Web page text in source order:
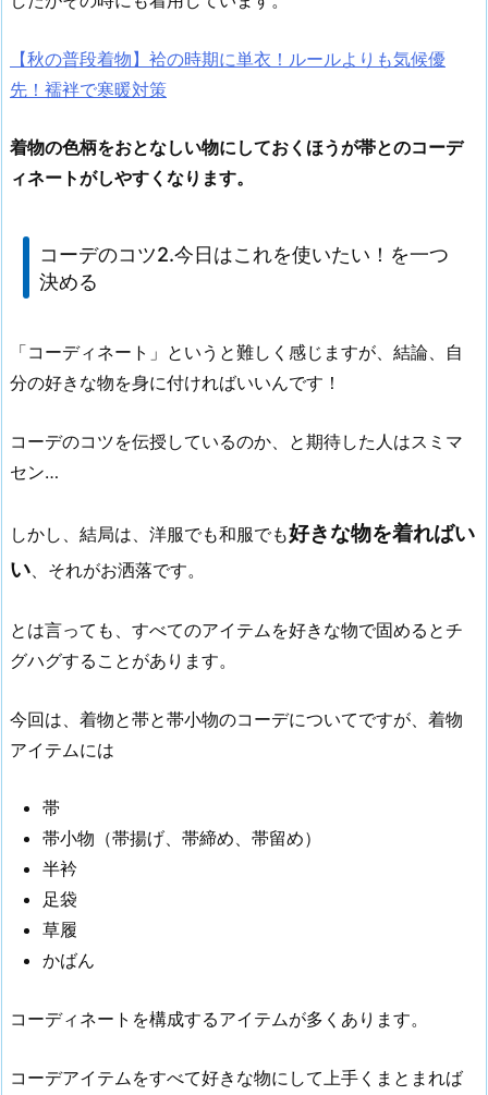
【秋の普段着物】袷の時期に単衣！ルールよりも気候優
先！襦袢で寒暖対策
着物の色柄をおとなしい物にしておくほうが帯とのコーデ
ィネートがしやすくなります。
コーデのコツ2.今日はこれを使いたい！を一つ
決める
「コーディネート」というと難しく感じますが、結論、自
分の好きな物を身に付ければいいんです！
コーデのコツを伝授しているのか、と期待した人はスミマ
セン…
しかし、結局は、洋服でも和服でも好きな物を着ればい
い 、それがお洒落です。
とは言っても、すべてのアイテムを好きな物で固めるとチ
グハグすることがあります。
今回は、着物と帯と帯小物のコーデについてですが、着物
アイテムには
帯
帯小物（帯揚げ、帯締め、帯留め）
半衿
足袋
草履
かばん
コーディネートを構成するアイテムが多くあります。
コーデアイテムをすべて好きな物にして上手くまとまれば